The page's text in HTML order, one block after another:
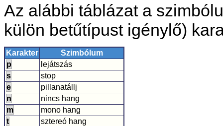
Az alábbi táblázat a
külön betűtípust igénylő)
Karakter
Szimbólum
p
lejátszás
s
stop
e
pillanatállj
n
nincs hang
m
mono hang
t
sztereó hang